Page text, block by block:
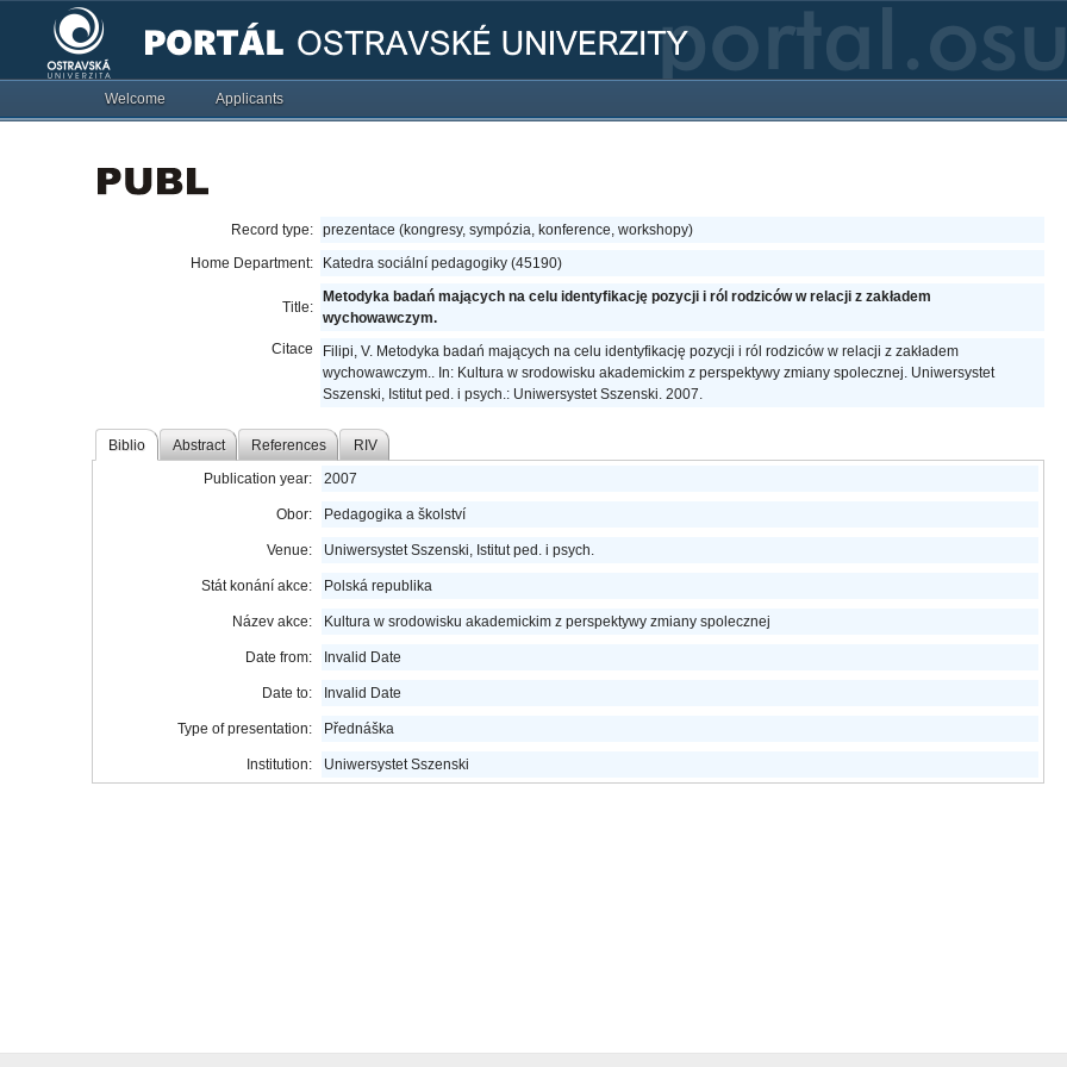
Welcome Applicants
Record type: prezentace (kongresy, sympózia, konference, workshopy)
Home Department:
Katedra sociální pedagogiky (45190)
Title:
Metodyka badań mających na celu identyfikację pozycji i ról rodziców w relacji z zakładem
wychowawczym.
Citace
Filipi, V. Metodyka badań mających na celu identyfikację pozycji i ról rodziców w relacji z zakładem
wychowawczym.. In: Kultura w srodowisku akademickim z perspektywy zmiany spolecznej. Uniwersystet
Sszenski, Istitut ped. i psych.: Uniwersystet Sszenski. 2007.
Biblio Abstract References RIV
Publication year: 2007
Obor: Pedagogika a školství
Venue: Uniwersystet Sszenski, Istitut ped. i psych.
Stát konání akce: Polská republika
Název akce: Kultura w srodowisku akademickim z perspektywy zmiany spolecznej
Date from: Invalid Date
Date to: Invalid Date
Type of presentation: Přednáška
Institution: Uniwersystet Sszenski